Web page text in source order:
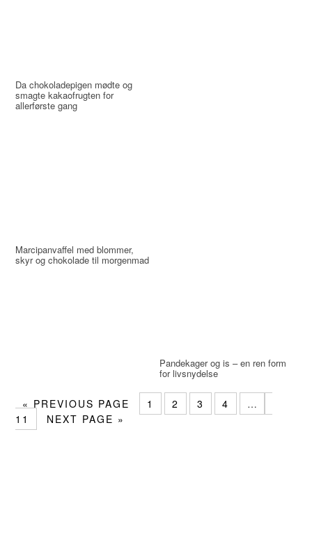
Da chokoladepigen mødte og
smagte kakaofrugten for
allerførste gang
Marcipanvaffel med blommer,
skyr og chokolade til morgenmad
Pandekager og is – en ren form
for livsnydelse
« PREVIOUS PAGE 1 2 3 4
…
11
NEXT PAGE »